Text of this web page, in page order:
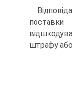
штрафу або